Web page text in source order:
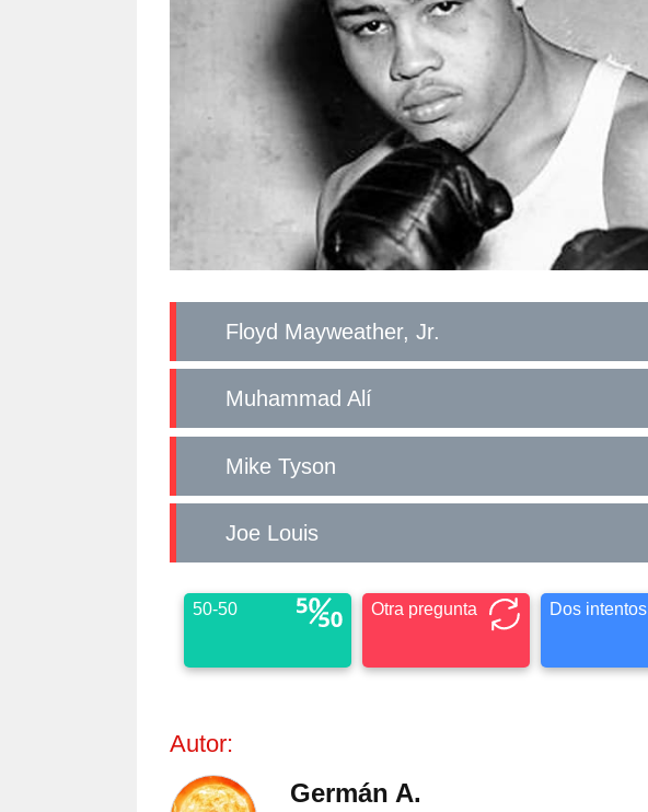
Floyd Mayweather, Jr.
Muhammad Alí
Mike Tyson
Joe Louis
50-50 Otra pregunta Dos intentos
Autor:
Germán A.